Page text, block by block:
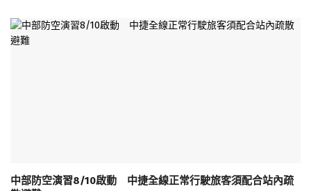
中部防空演習8/10啟動 中捷全線正常行駛旅客須配合站內疏